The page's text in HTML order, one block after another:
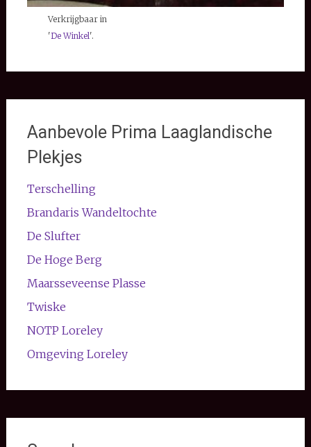
Verkrijgbaar in
'De Winkel'.
Aanbevole Prima Laaglandische
Plekjes
Terschelling
Brandaris Wandeltochte
De Slufter
De Hoge Berg
Maarsseveense Plasse
Twiske
NOTP Loreley
Omgeving Loreley